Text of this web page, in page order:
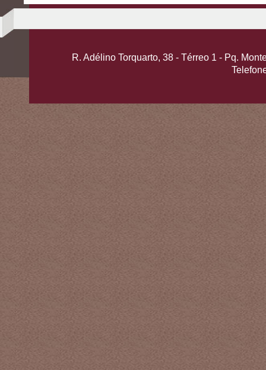
R. Adélino Torquarto, 38 - Térreo 1 - Pq.